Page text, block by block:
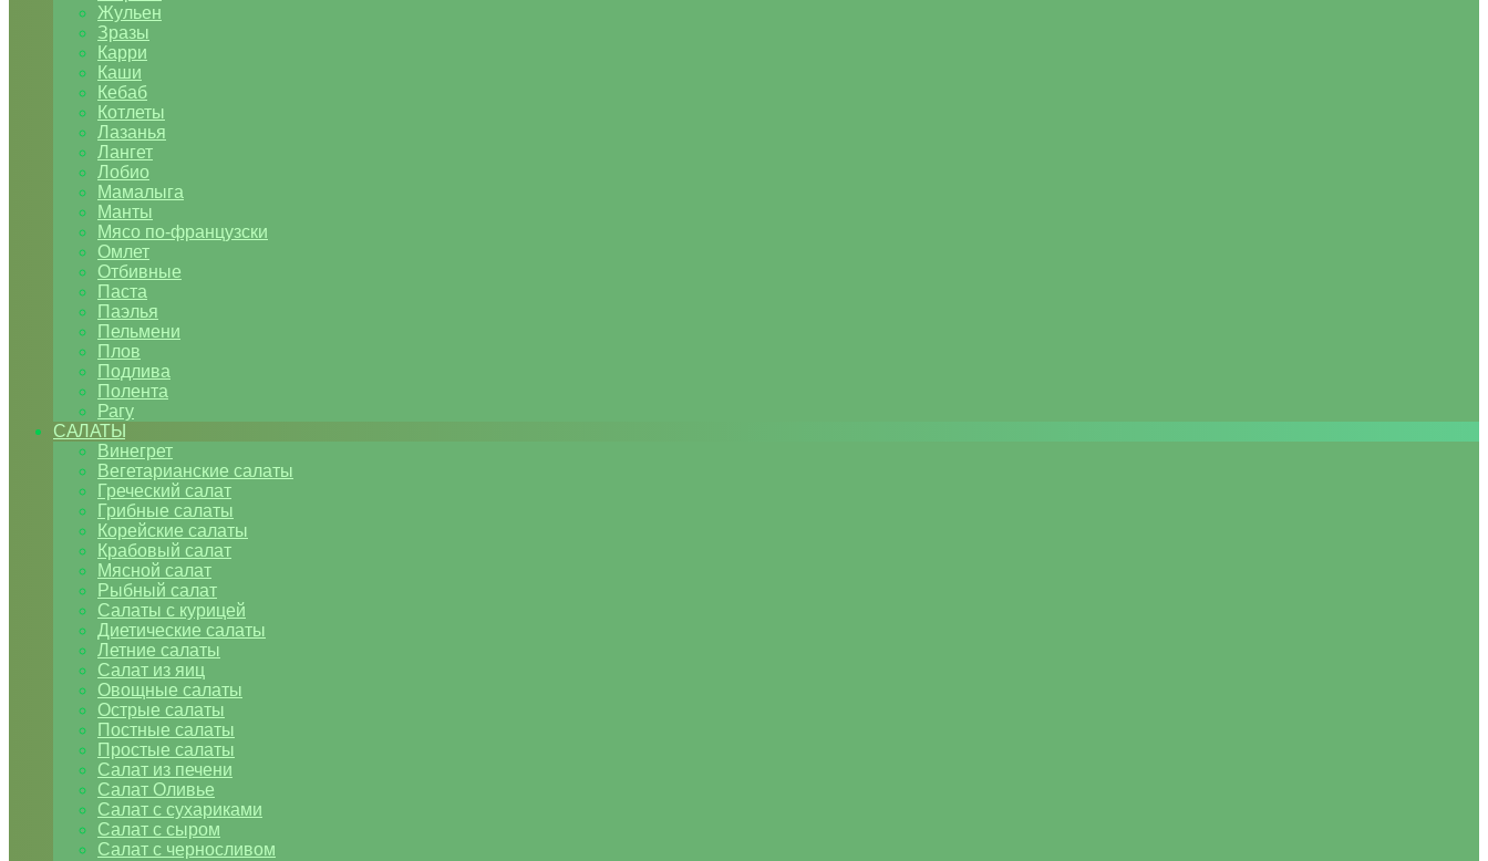
Жульен
Зразы
Карри
Каши
Кебаб
Котлеты
Лазанья
Лангет
Лобио
Мамалыга
Манты
Мясо по-французски
Омлет
Отбивные
Паста
Паэлья
Пельмени
Плов
Подлива
Полента
Рагу
САЛАТЫ
Винегрет
Вегетарианские салаты
Греческий салат
Грибные салаты
Корейские салаты
Крабовый салат
Мясной салат
Рыбный салат
Салаты с курицей
Диетические салаты
Летние салаты
Салат из яиц
Овощные салаты
Острые салаты
Постные салаты
Простые салаты
Салат из печени
Салат Оливье
Салат с сухариками
Салат с сыром
Салат с черносливом